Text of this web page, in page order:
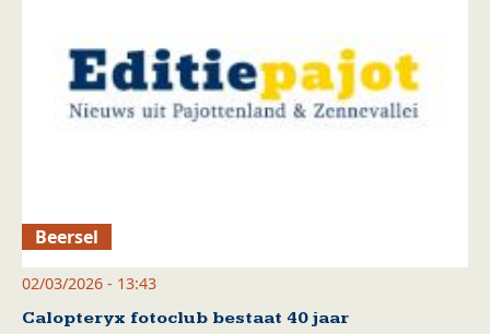
Beersel
02/03/2026 - 13:43
Calopteryx fotoclub bestaat 40 jaar